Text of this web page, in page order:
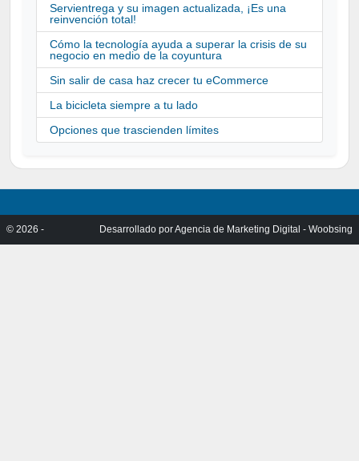
Servientrega y su imagen actualizada, ¡Es una
reinvención total!
Cómo la tecnología ayuda a superar la crisis de su
negocio en medio de la coyuntura
Sin salir de casa haz crecer tu eCommerce
La bicicleta siempre a tu lado
Opciones que trascienden límites
© 2026 - Desarrollado porAgencia de Marketing Digital - Woobsing